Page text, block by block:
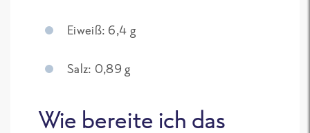
Eiweiß: 6,4 g
Salz: 0,89 g
Wie bereite ich das